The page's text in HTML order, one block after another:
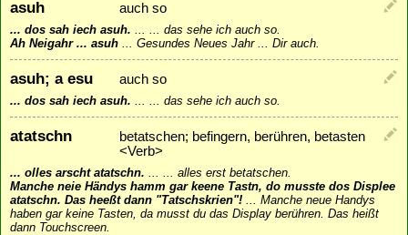
asuh auch so
... dos sah iech asuh.
... das sehe ich auch so.
Ah Neigahr ... asuh
Gesundes Neues Jahr ... Dir auch.
asuh; a esu auch so
... dos sah iech asuh. ... das sehe ich auch so.
atatschn
betatschen; befingern, berühren, betasten
<Verb>
... olles arscht atatschn.
... alles erst betatschen.
Manche neie Händys hamm gar keene Tastn, do musste dos Displee
atatschn. Das heeßt dann "Tatschskrien"!
Manche neue Handys
haben gar keine Tasten, da musst du das Display berühren. Das heißt
dann Touchscreen.